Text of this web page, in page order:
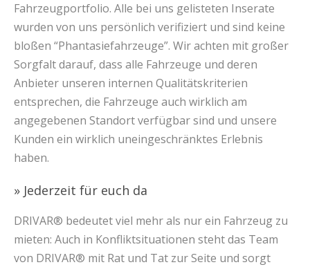
Fahrzeugportfolio. Alle bei uns gelisteten Inserate
wurden von uns persönlich verifiziert und sind keine
bloßen “Phantasiefahrzeuge”. Wir achten mit großer
Sorgfalt darauf, dass alle Fahrzeuge und deren
Anbieter unseren internen Qualitätskriterien
entsprechen, die Fahrzeuge auch wirklich am
angegebenen Standort verfügbar sind und unsere
Kunden ein wirklich uneingeschränktes Erlebnis
haben.
» Jederzeit für euch da
DRIVAR® bedeutet viel mehr als nur ein Fahrzeug zu
mieten: Auch in Konfliktsituationen steht das Team
von DRIVAR® mit Rat und Tat zur Seite und sorgt